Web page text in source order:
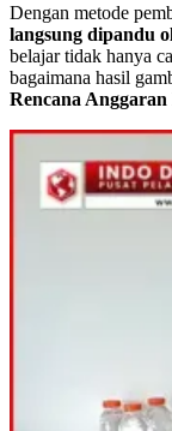
Dengan metode
langsung dipandu
belajar tidak hanya
bagaimana hasil
Rencana